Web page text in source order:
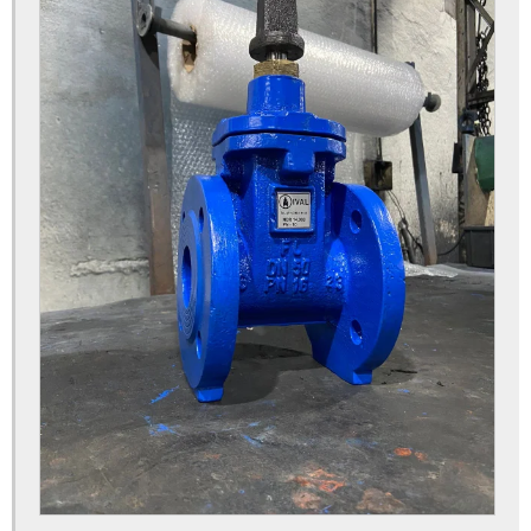
Hidrante contra incêndios comprar
Hidrante onde encontrar
Hidrante de rua preço
Hidrante urbano preço
Hidrante valor
Hidrantes de incêndio valor
Hidrantes preço
Piloto redutor de pressão
Piloto regulador de pressão
Preço hidrante de coluna
Preço de hidrante completo